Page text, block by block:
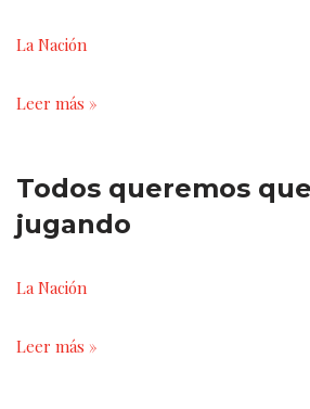
La Nación
Leer más »
Todos queremos
jugando
La Nación
Leer más »